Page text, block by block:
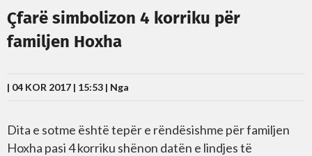
Çfarë simbolizon 4 korriku për
familjen Hoxha
| 04 KOR 2017 | 15:53 | Nga
Dita e sotme është tepër e rëndësishme për familjen
Hoxha pasi 4 korriku shënon datën e lindjes të